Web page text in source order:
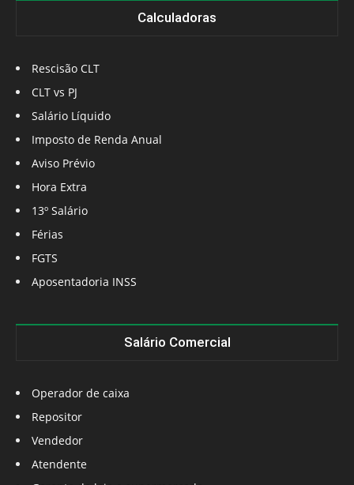
Calculadoras
Rescisão CLT
CLT vs PJ
Salário Líquido
Imposto de Renda Anual
Aviso Prévio
Hora Extra
13º Salário
Férias
FGTS
Aposentadoria INSS
Salário Comercial
Operador de caixa
Repositor
Vendedor
Atendente